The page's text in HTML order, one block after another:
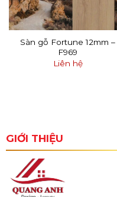
Sàn gỗ Fortune 12mm –
F969
Liên hệ
GIỚI THIỆU